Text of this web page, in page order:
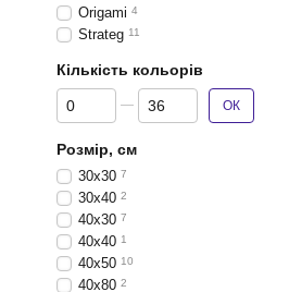
Origami 4
Strateg 11
Кількість кольорів
Від Кількість кольорів
До Кількість кольорів ОК
Розмір, см
30x30 7
30x40 2
40x30 7
40x40 1
40x50 10
40x80 2